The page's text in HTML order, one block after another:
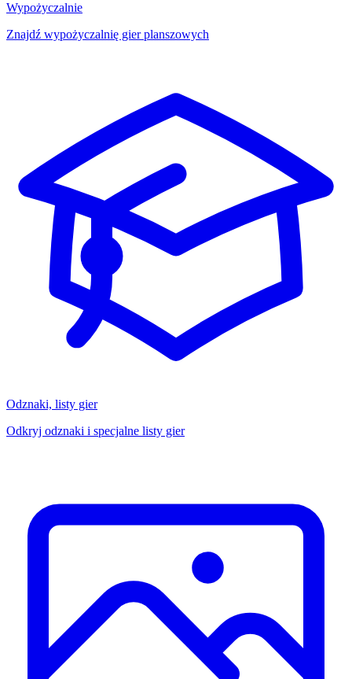
Wypożyczalnie
Znajdź wypożyczalnię gier planszowych
Odznaki, listy gier
Odkryj odznaki i specjalne listy gier